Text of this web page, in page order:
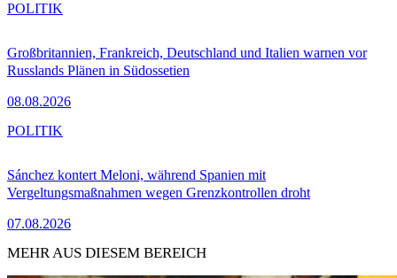
Großbritannien, Frankreich, Deutschland und Italien warnen vor
Russlands Plänen in Südossetien
08.08.2026
POLITIK
Sánchez kontert Meloni, während Spanien mit
Vergeltungsmaßnahmen wegen Grenzkontrollen droht
07.08.2026
POLITIK
MEHR AUS DIESEM BEREICH